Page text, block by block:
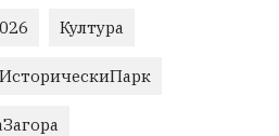
Култура
ИсторическиПарк